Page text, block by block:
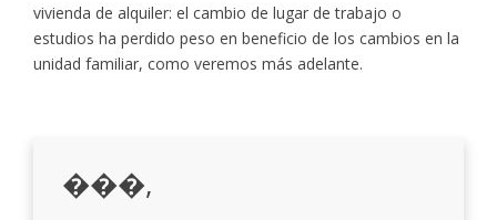
vivienda de alquiler: el cambio de lugar de trabajo o
estudios ha perdido peso en beneficio de los cambios en la
unidad familiar, como veremos más adelante.
���,